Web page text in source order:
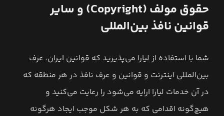
حقوق مولف (Copyright) و سایر
قوانین نافذ بین‌المللی
شما با استفاده از لیارا می‌پذیرید که قوانین ایران، عرف
بین‌المللی اینترنت و قوانین و عرف نافذ در هر منطقه که
در آن خدمات لیارا ارایه می‌شود را رعایت می‌کنید و
هیچ‌گونه اقدامی که به هر شکل موجب ایجاد هرگونه